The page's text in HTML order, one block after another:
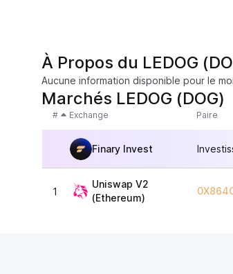
À Propos du LEDOG
Aucune information disponible pour le
Marchés LEDOG (DOG)
# Exchange Paire
Finary Invest
1
Uniswap V2
(Ethereum)